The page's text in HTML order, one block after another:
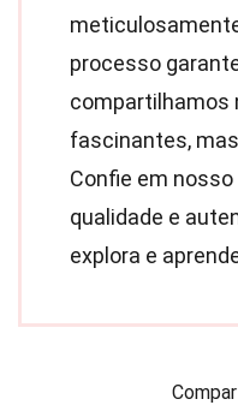
processo
compartilhamos
fascinantes,
Confie em
qualidade e
explora e